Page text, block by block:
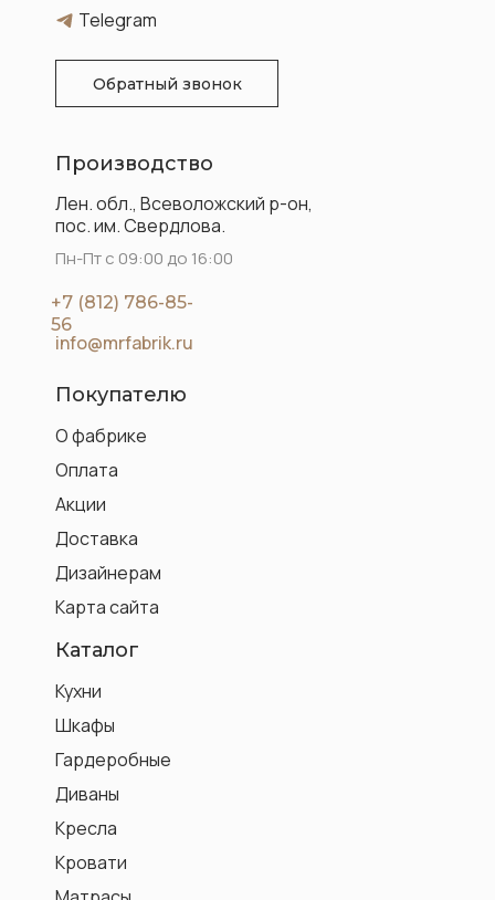
Акции
Оплата
Доставка
О фабрике
Производство
Покупателю
Каталог
+7 (812) 786-85-
56
Пн-Пт с 09:00 до 16:00
Карта сайта
Дизайнерам
Кресла
Кровати
Диваны
Шкафы
Гардеробные
Кухни
Telegram
Лен. обл., Всеволожский р-он,
пос. им. Свердлова.
info@mrfabrik.ru
Обратный звонок